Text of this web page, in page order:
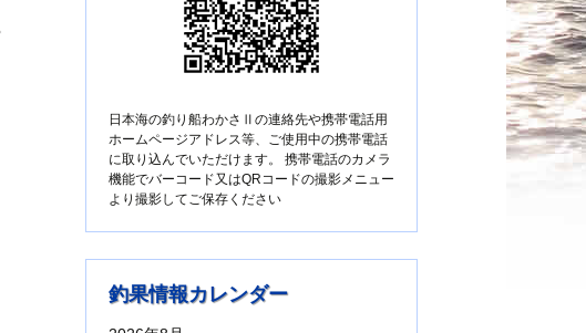
日本海の釣り船わかさⅡの連絡先や携帯電話用
ホームページアドレス等、ご使用中の携帯電話
に取り込んでいただけます。 携帯電話のカメラ
機能でバーコード又はQRコードの撮影メニュー
より撮影してご保存ください
釣果情報カレンダー